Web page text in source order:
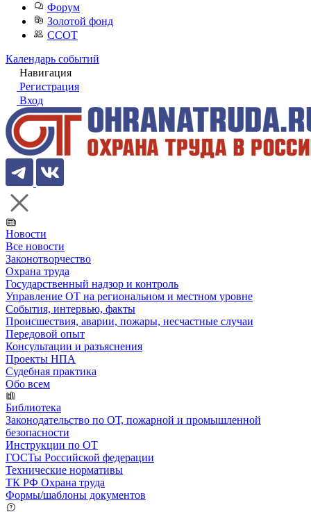
Форум
Золотой фонд
ССОТ
Календарь событий
Навигация
Регистрация
Вход
Новости
Все новости
Законотворчество
Охрана труда
Государственный надзор и контроль
Управление ОТ на региональном и местном уровне
События, интервью, факты
Происшествия, аварии, пожары, несчастные случаи
Передовой опыт
Консультации и разъяснения
Проекты НПА
Судебная практика
Обо всем
Библиотека
Законодательство по ОТ, пожарной и промышленной
безопасности
Инструкции по ОТ
ГОСТы Российской федерации
Технические нормативы
ТК РФ Охрана труда
Формы/шаблоны документов